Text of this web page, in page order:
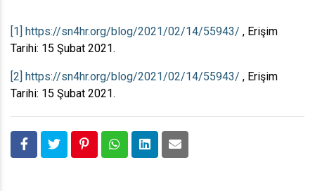
[1] https://sn4hr.org/blog/2021/02/14/55943/ , Erişim
Tarihi: 15 Şubat 2021.
[2] https://sn4hr.org/blog/2021/02/14/55943/ , Erişim
Tarihi: 15 Şubat 2021.